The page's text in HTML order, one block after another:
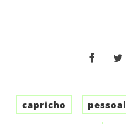
capricho pessoal